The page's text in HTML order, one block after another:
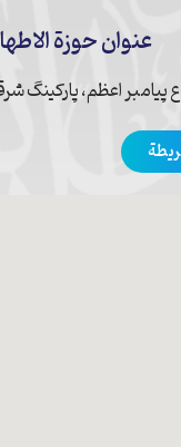
عنوان حوزة
پیامبر اعظم، پارکینگ